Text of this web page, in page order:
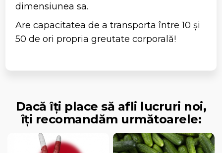
dimensiunea sa.
Are capacitatea de a transporta între 10 și
50 de ori propria greutate corporală!
Dacă îți place să afli lucruri noi,
îți recomandăm următoarele: